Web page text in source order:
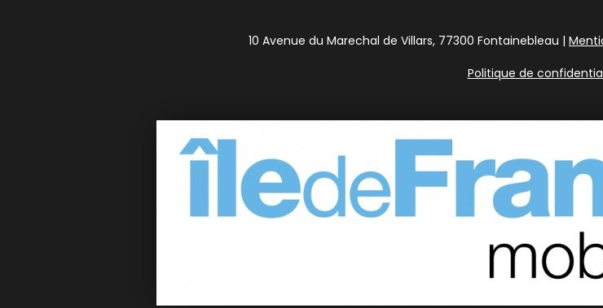
10 Avenue du Marechal de Villars, 77300 Fontainebleau |
Politique de